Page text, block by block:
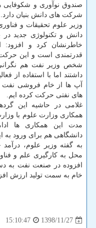
صندوق نوآوری و شكوفایی
شركت های دانش بنیان دارد.
وزیر علوم تحقیقات و
دانش و تكنولوژی جدید
خاطرنشان كرد و افزود:
قدرتمندی است و این
شخص وزیر نفت هم
داشتند اما با استفاده از
آپ ها از خام فروشی
های نفتی حركت كرده ایم.
غلامی در حاشیه این
همكاری وزارت علوم با
مدت این همكاری ها
دانشگاهی هم برای ورود به
به گفته وزیر علوم،
محل به كارگیری علم و
افزوده در صنعت نفت به
خام به سمت تولید ارزش
1398/11/27
15:10:47